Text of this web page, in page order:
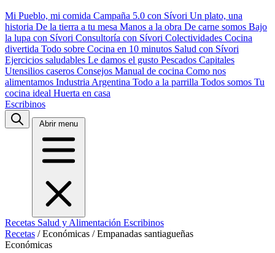
Mi Pueblo, mi comida Campaña 5.0 con Sívori Un plato, una
historia De la tierra a tu mesa Manos a la obra De carne somos Bajo
la lupa con Sívori Consultoría con Sívori Colectividades Cocina
divertida Todo sobre Cocina en 10 minutos Salud con Sívori
Ejercicios saludables Le damos el gusto Pescados Capitales
Utensilios caseros Consejos Manual de cocina Como nos
alimentamos Industria Argentina Todo a la parrilla Todos somos Tu
cocina ideal Huerta en casa
Escribinos
Abrir menu
Recetas Salud y Alimentación Escribinos
Recetas / Económicas / Empanadas santiagueñas
Económicas